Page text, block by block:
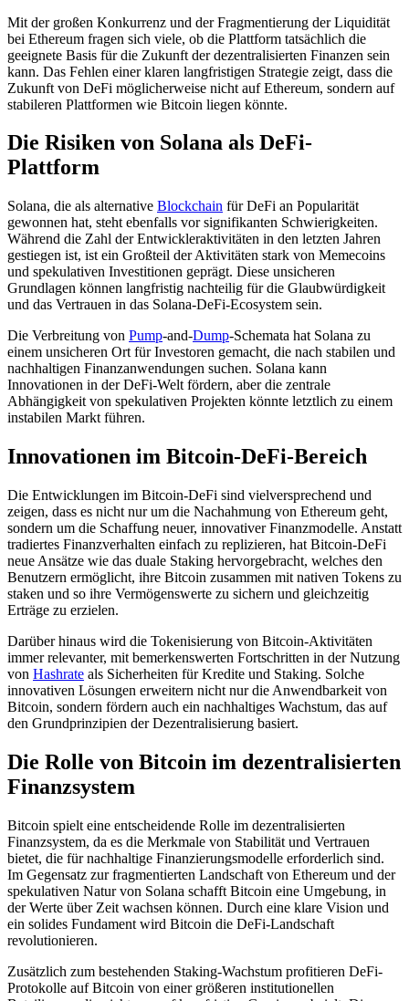
Mit der großen Konkurrenz und der Fragmentierung der Liquidität
bei Ethereum fragen sich viele, ob die Plattform tatsächlich die
geeignete Basis für die Zukunft der dezentralisierten Finanzen sein
kann. Das Fehlen einer klaren langfristigen Strategie zeigt, dass die
Zukunft von DeFi möglicherweise nicht auf Ethereum, sondern auf
stabileren Plattformen wie Bitcoin liegen könnte.
Die Risiken von Solana als DeFi-
Plattform
Solana, die als alternative Blockchain für DeFi an Popularität
gewonnen hat, steht ebenfalls vor signifikanten Schwierigkeiten.
Während die Zahl der Entwickleraktivitäten in den letzten Jahren
gestiegen ist, ist ein Großteil der Aktivitäten stark von Memecoins
und spekulativen Investitionen geprägt. Diese unsicheren
Grundlagen können langfristig nachteilig für die Glaubwürdigkeit
und das Vertrauen in das Solana-DeFi-Ecosystem sein.
Die Verbreitung von Pump-and-Dump-Schemata hat Solana zu
einem unsicheren Ort für Investoren gemacht, die nach stabilen und
nachhaltigen Finanzanwendungen suchen. Solana kann
Innovationen in der DeFi-Welt fördern, aber die zentrale
Abhängigkeit von spekulativen Projekten könnte letztlich zu einem
instabilen Markt führen.
Innovationen im Bitcoin-DeFi-Bereich
Die Entwicklungen im Bitcoin-DeFi sind vielversprechend und
zeigen, dass es nicht nur um die Nachahmung von Ethereum geht,
sondern um die Schaffung neuer, innovativer Finanzmodelle. Anstatt
tradiertes Finanzverhalten einfach zu replizieren, hat Bitcoin-DeFi
neue Ansätze wie das duale Staking hervorgebracht, welches den
Benutzern ermöglicht, ihre Bitcoin zusammen mit nativen Tokens zu
staken und so ihre Vermögenswerte zu sichern und gleichzeitig
Erträge zu erzielen.
Darüber hinaus wird die Tokenisierung von Bitcoin-Aktivitäten
immer relevanter, mit bemerkenswerten Fortschritten in der Nutzung
von Hashrate als Sicherheiten für Kredite und Staking. Solche
innovativen Lösungen erweitern nicht nur die Anwendbarkeit von
Bitcoin, sondern fördern auch ein nachhaltiges Wachstum, das auf
den Grundprinzipien der Dezentralisierung basiert.
Die Rolle von Bitcoin im dezentralisierten
Finanzsystem
Bitcoin spielt eine entscheidende Rolle im dezentralisierten
Finanzsystem, da es die Merkmale von Stabilität und Vertrauen
bietet, die für nachhaltige Finanzierungsmodelle erforderlich sind.
Im Gegensatz zur fragmentierten Landschaft von Ethereum und der
spekulativen Natur von Solana schafft Bitcoin eine Umgebung, in
der Werte über Zeit wachsen können. Durch eine klare Vision und
ein solides Fundament wird Bitcoin die DeFi-Landschaft
revolutionieren.
Zusätzlich zum bestehenden Staking-Wachstum profitieren DeFi-
Protokolle auf Bitcoin von einer größeren institutionellen